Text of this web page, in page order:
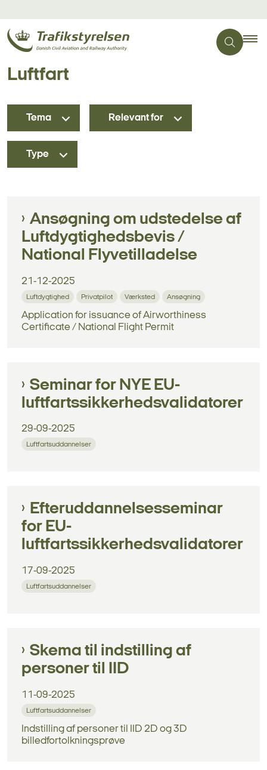
Luftfart
Tema Relevant for
Type
Ansøgning om udstedelse af
Luftdygtighedsbevis /
National Flyvetilladelse
21-12-2025
Luftdygtighed Privatpilot Værksted Ansøgning
Application for issuance of Airworthiness
Certificate / National Flight Permit
Seminar for NYE EU-
luftfartssikkerhedsvalidatorer
29-09-2025
Luftfartsuddannelser
Efteruddannelsesseminar
for EU-
luftfartssikkerhedsvalidatorer
17-09-2025
Luftfartsuddannelser
Skema til indstilling af
personer til IID
11-09-2025
Luftfartsuddannelser
Indstilling af personer til IID 2D og 3D
billedfortolkningsprøve